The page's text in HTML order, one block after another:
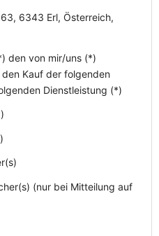
6343 Erl, Österreich,
den von mir/uns (*)
Kauf der folgenden
Dienstleistung (*)
(nur bei Mitteilung auf